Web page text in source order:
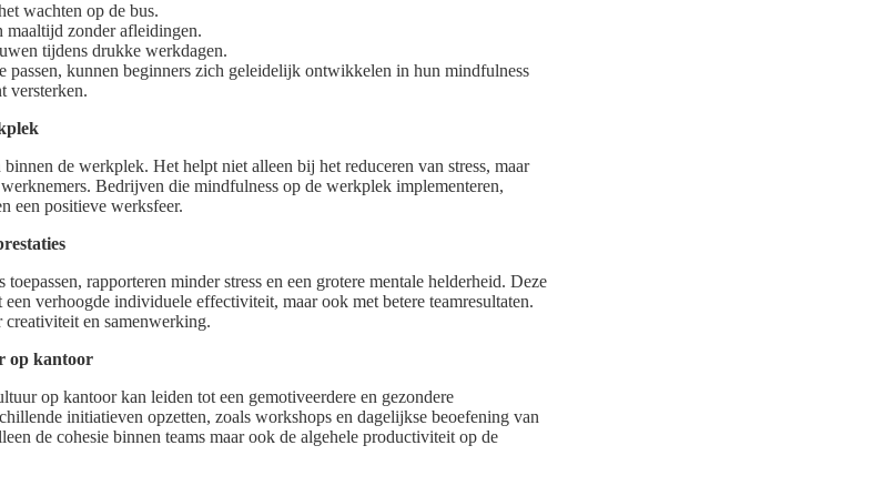
wachten op de bus.
maaltijd zonder afleidingen.
tijdens drukke werkdagen.
passen, kunnen beginners zich geleidelijk ontwikkelen in hun mindfulness
versterken.
de werkplek. Het helpt niet alleen bij het reduceren van stress, maar
Bedrijven die mindfulness op de werkplek implementeren,
een positieve werksfeer.
rapporteren minder stress en een grotere mentale helderheid. Deze
verhoogde individuele effectiviteit, maar ook met betere teamresultaten.
en samenwerking.
op kantoor
op kantoor kan leiden tot een gemotiveerdere en gezondere
initiatieven opzetten, zoals workshops en dagelijkse beoefening van
de cohesie binnen teams maar ook de algehele productiviteit op de